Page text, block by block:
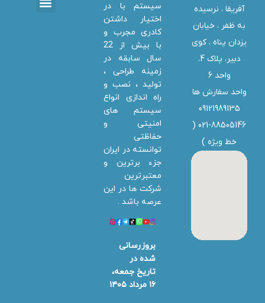
آفریقا ، نرسیده
به ظفر ،‌ خیابان
یزدان پناه ، کوی
دبیر، پلاک 4،
واحد 6
واحد سفارش ها
09121989135
021-88505146 (
خط ویژه )
سیستم با در
اختیار داشتن
کادری مجرب و
با بیش از 22
سال سابقه در
زمینه طراحی ،
تولید ، نصب و
راه اندازی انواع
سیستم های
امنیتی و
حفاظتی
توانسته در ایران
جزء برترین و
معتبرترین
شرکت ها در این
عرصه باشد .
بروزرسانی
شده در
تاریخ جمعه،
۱۶ مرداد ۱۴۰۵